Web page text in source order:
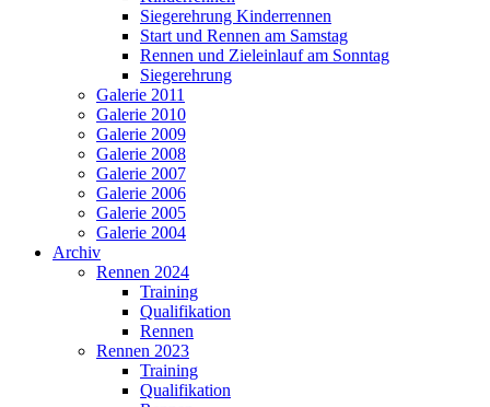
Siegerehrung Kinderrennen
Start und Rennen am Samstag
Rennen und Zieleinlauf am Sonntag
Siegerehrung
Galerie 2011
Galerie 2010
Galerie 2009
Galerie 2008
Galerie 2007
Galerie 2006
Galerie 2005
Galerie 2004
Archiv
Rennen 2024
Training
Qualifikation
Rennen
Rennen 2023
Training
Qualifikation